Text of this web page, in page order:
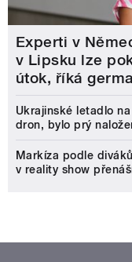
Experti v
v Lipsku lze
útok, říká
Ukrajinské letadlo
dron, bylo prý
Markíza podle
v reality show